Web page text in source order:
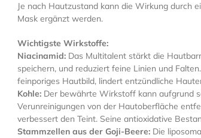
Je nach Hautzustand kann die Wirkung durch
Mask ergänzt werden.
Wichtigste Wirkstoffe:
Niacinamid: Das Multitalent stärkt die
speichern, und reduziert feine Linien und
feinporiges Hautbild, lindert entzündliche
Kohle: Der bewährte Wirkstoff kann aufgrund
Verunreinigungen von der Hautoberfläche
verbessert den Teint. Seine antioxidative
Stammzellen aus der Goji-Beere: Die